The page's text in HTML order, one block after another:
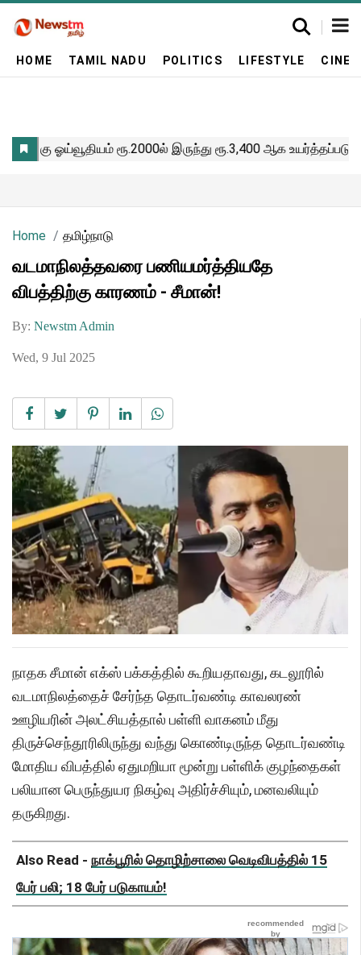
HOME TAMIL NADU POLITICS LIFESTYLE
Home தமிழ்நாடு
வடமாநிலத்தவரை பணியமர்த்தியதே
விபத்திற்கு காரணம் - சீமான்!
By: Newstm Admin
Wed, 9 Jul 2025
நாதக சீமான் எக்ஸ் பக்கத்தில் கூறியதாவது, கடலூரில்
வடமாநிலத்தைச் சேர்ந்த தொடர்வண்டி காவலரண்
ஊழியரின் அலட்சியத்தால் பள்ளி வாகனம் மீது
திருச்செந்தூரிலிருந்து வந்து கொண்டிருந்த தொடர்வண்டி
மோதிய விபத்தில் ஏதுமறியா மூன்று பள்ளிக் குழந்தைகள்
பலியான பெருந்துயர நிகழ்வு அதிர்ச்சியும், மனவலியும்
தருகிறது.
Also Read - நாக்பூரில் தொழிற்சாலை வெடிவிபத்தில் 15
பேர் பலி; 18 பேர் படுகாயம்!